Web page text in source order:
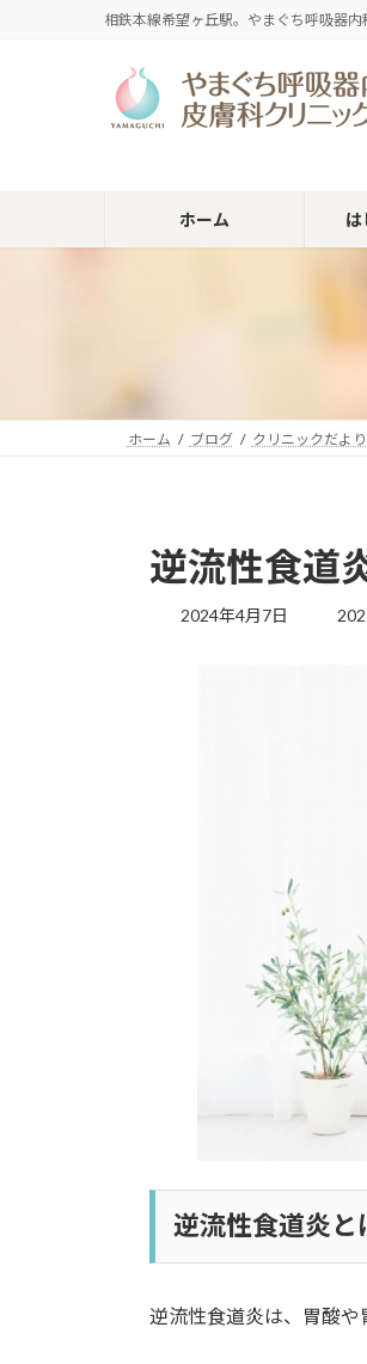
ッ
移
相鉄本線希望ヶ丘駅。やまぐち呼吸器内
ホーム は
ホーム ブログ クリニックだより
逆流性食道
2024年4月7日
最
逆流性食道炎と
逆流性食道炎は、胃酸や